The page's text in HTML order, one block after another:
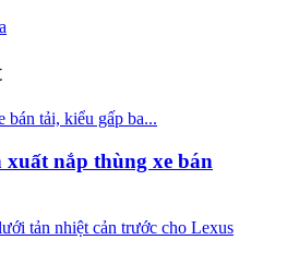
xuất nắp thùng xe bán